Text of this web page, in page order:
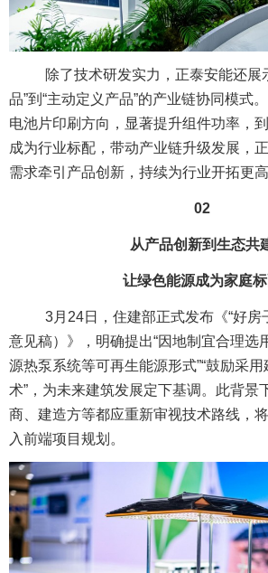
除了技术研发实力，正泰安能还展
品”到“主动定义产品”的产业链协同模式
电池片印刷方向，显著提升组件功率，
成为行业标配，带动产业链升级发展，
需求牵引产品创新，持续为行业开拓更高
02
从产品创新到生态共
让绿色能源成为家庭
3月24日，住建部正式发布《“好房
意见稿）》，明确提出“因地制宜合理选
源热泵系统等可再生能源形式”“鼓励采
术”，为未来建筑发展定下基调。此背景
商、建造方等都应重新审视技术路线，
入前端项目规划。